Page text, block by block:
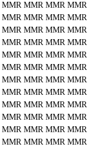
MMR MMR MMR MMR
MMR MMR MMR MMR
MMR MMR MMR MMR
MMR MMR MMR MMR
MMR MMR MMR MMR
MMR MMR MMR MMR
MMR MMR MMR MMR
MMR MMR MMR MMR
MMR MMR MMR MMR
MMR MMR MMR MMR
MMR MMR MMR MMR
MMR MMR MMR MMR